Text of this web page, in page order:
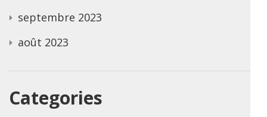
septembre 2023
août 2023
Categories